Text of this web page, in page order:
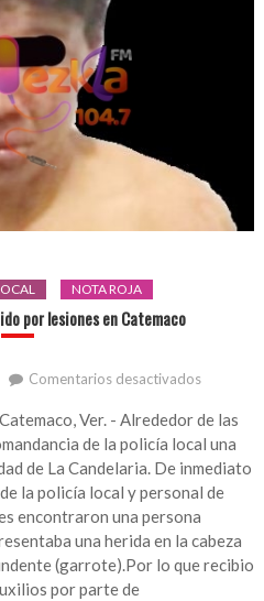
NOTA ROJA
por lesiones en Catemaco
Comentarios desactivadosen
lesionado
y
detenido
por
lesiones
en
Ver. - Alrededor de las
de la policía local una
de La Candelaria. De inmediato
la policía local y personal de
encontraron una persona
una herida en la cabeza
(garrote).Por lo que recibio
por parte de